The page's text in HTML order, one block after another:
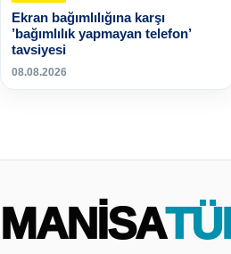
Ekran bağımlılığına karşı
’bağımlılık yapmayan telefon’
tavsiyesi
08.08.2026
MANİSA